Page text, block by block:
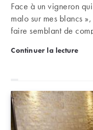
Face à un vigneron
malo sur mes blancs
faire semblant de
fermentation
Continuer la lectureLes